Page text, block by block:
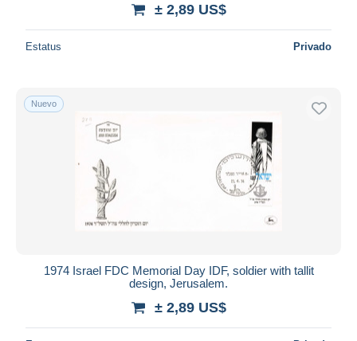
± 2,89 US$
Estatus Privado
Nuevo
1974 Israel FDC Memorial Day IDF, soldier with tallit
design, Jerusalem.
± 2,89 US$